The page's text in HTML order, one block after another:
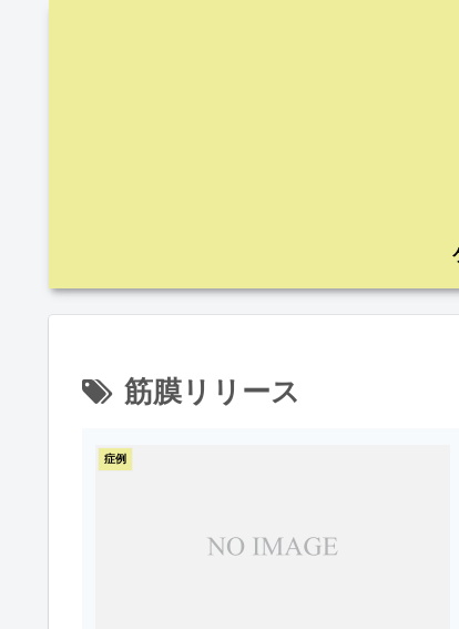
筋膜リリース
症例